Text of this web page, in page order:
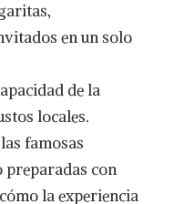
en un solo
de la
locales.
famosas
preparadas con
la experiencia